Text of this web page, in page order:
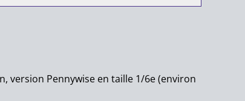
version Pennywise en taille 1/6e (environ